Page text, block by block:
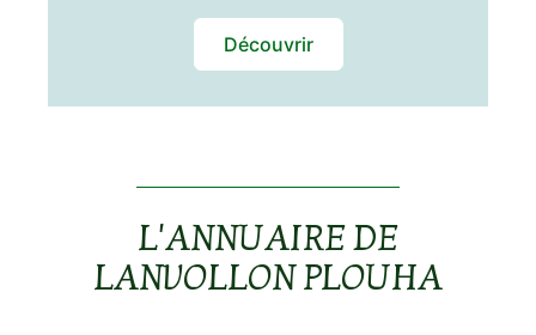
Découvrir
L'ANNUAIRE DE
LANVOLLON PLOUHA